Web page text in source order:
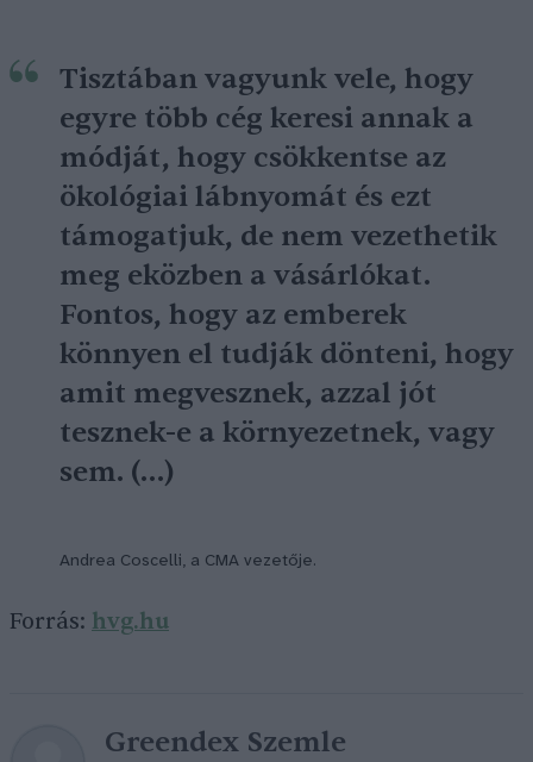
Tisztában vagyunk vele, hogy
egyre több cég keresi annak a
módját, hogy csökkentse az
ökológiai lábnyomát és ezt
támogatjuk, de nem vezethetik
meg eközben a vásárlókat.
Fontos, hogy az emberek
könnyen el tudják dönteni, hogy
amit megvesznek, azzal jót
tesznek-e a környezetnek, vagy
sem. (…)
Andrea Coscelli, a CMA vezetője.
Forrás: hvg.hu
Greendex Szemle